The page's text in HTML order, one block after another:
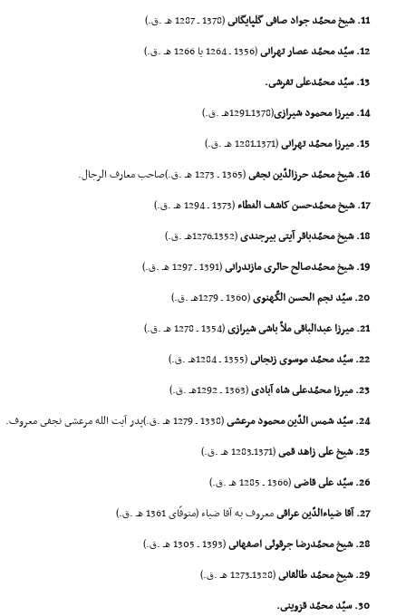
11. شیخ محمّد جواد صافى گلپایگانى
(1378 ـ 1287 هـ .ق.)
12. سیّد محمّد عصار تهرانى
(1356 ـ 1264 یا 1266 هـ .ق.)
13. سیّد محمّدعلى تفرشى.
14. میرزا محمود شیرازى
(1378ـ1291هـ .ق.)
15. میرزا محمّد تهرانى
(1371ـ1281 هـ .ق.)
16. شیخ محمّد حرزالدّین نجفى
(1365 ـ 1273 هـ .ق.)صاحب معارف الرجال.
17. شیخ محمّدحسن کاشف الغطاء
(1373 ـ 1294 هـ .ق.)
18. شیخ محمّدباقر آیتى بیرجندى
(1352ـ1276هـ .ق.)
19. شیخ محمّدصالح حائرى مازندرانى
(1391 ـ 1297 هـ .ق.)
20. سیّد نجم الحسن الکّهنوى
(1360 ـ 1279هـ .ق.)
21. میرزا عبدالباقى ملاّ باشى شیرازى
(1354 ـ 1278 هـ .ق.)
22. سیّد محمّد موسوى زنجانى
(1355 ـ 1284هـ .ق.)
23. میرزا محمّدعلى شاه آبادى
(1363 ـ 1292هـ .ق.)
24. سیّد شمس الدّین محمود مرعشى
(1338 ـ 1279 هـ .ق.)پدر آیت الله مرعشى نجفى معروف.
25. شیخ على زاهد قمى
(1371ـ1283 هـ .ق.)
26. سیّد على قاضى
(1366 ـ 1285 هـ .ق.)
27. آقا ضیاءالدّین عراقى
معروف به آقا ضیاء (متوفّاى 1361 هـ .ق.)
28. شیخ محمّدرضا جرقوئى اصفهانى
(1393 ـ 1305 هـ .ق.)
29. شیخ محمّد طالقانى
(1328ـ1273 هـ .ق.)
30. سیّد محمّد قزوینى.